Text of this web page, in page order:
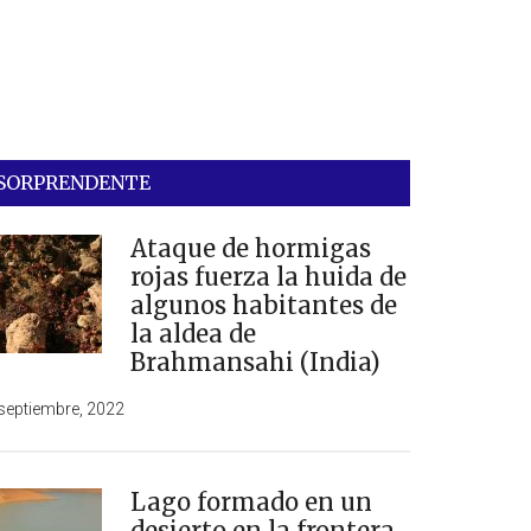
Ataque de hormigas
rojas fuerza la huida de
algunos habitantes de
la aldea de
Brahmansahi (India)
2022
Lago formado en un